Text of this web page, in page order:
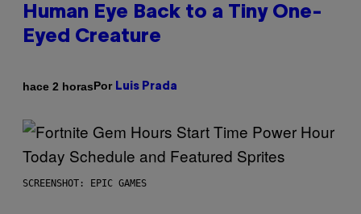
Human Eye Back to a Tiny One-
Eyed Creature
hace 2 horasPor Luis Prada
SCREENSHOT: EPIC GAMES